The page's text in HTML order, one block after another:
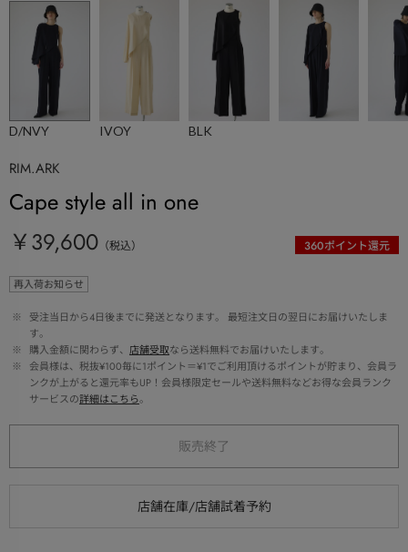
D/NVY IVOY BLK
RIM.ARK
Cape style all in one
￥39,600 （税込） 360ポイント還元
再入荷お知らせ
※
受注当日から4日後までに発送となります。 最短注文日の翌日にお届けいたしま
す。
※
購入金額に関わらず、 店舗受取なら送料無料でお届けいたします。
※
会員様は、税抜¥100毎に1ポイント＝¥1でご利用頂けるポイントが貯まり、会員ラ
ンクが上がると還元率もUP！会員様限定セールや送料無料などお得な会員ランク
サービスの詳細はこちら。
販売終了